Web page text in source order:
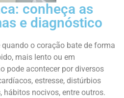
conheça as
e diagnóstico
quando o coração bate de forma
mais lento ou em
pode acontecer por diversos
estresse, distúrbios
, hábitos nocivos, entre outros.